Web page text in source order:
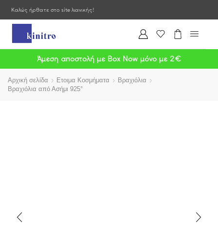
Καλώς ήρθατε στο site λιανικής!
Άμεση αποστολή με Box Now μόνο με 2€
Αρχική σελίδα Ετοιμα Κοσμήματα
Βραχιόλια
Βραχιόλια από Ασήμι 925°